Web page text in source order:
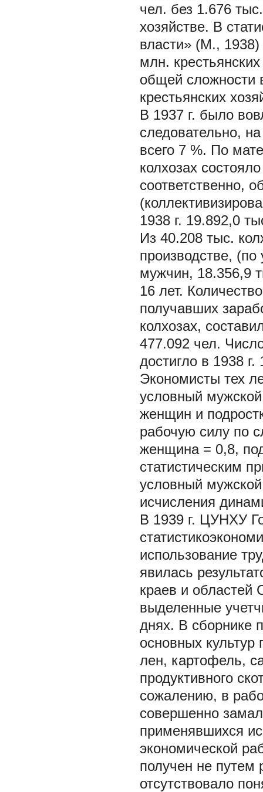
чел. без 1.676
хозяйстве. В
власти» (М., 1938)
млн.
общей сложности
крестьянских
В 1937 г. было
следовательно,
всего 7 %. По
колхозах
соответственно,
1938 г. 19.892,0
Из 40.208 тыс.
производстве,
мужчин, 18.356,9
16 лет.
получавших
колхозах,
477.092 чел.
достигло в 1938
Экономисты тех
условный
женщин и
рабочую силу по
женщина = 0,8,
статистическим
условный
исчисления
В 1939 г. ЦУНХУ
использование
явилась
краев и областей
выделенные
днях. В сборнике
основных
лен, картофель,
продуктивного
сожалению, в
совершенно
применявшихся
экономической
получен не путем
отсутствовало